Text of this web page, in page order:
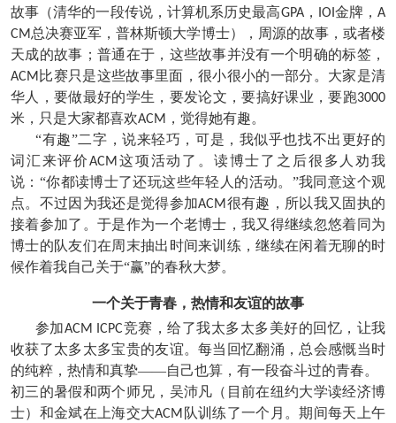
故事（清华的一段传说，计算机系历史最高GPA， IOI 金牌，A
CM总决赛亚军，普林斯顿大学博士），周源的故事，或者楼
天成的故事；普通在于，这些故事并没有一个明确的标签，
ACM 比赛只是这些故事里面，很小很小的一部分。大家是清
华人，要做最好的学生，要发论文，要搞好课业，要跑3000
米，只是大家都喜欢ACM ，觉得她有趣。
“有趣”二字，说来轻巧，可是，我似乎也找不出更好的
词汇来评价ACM 这项活动了。读博士了之后很多人劝我
说：“你都读博士了还玩这些年轻人的活动。”我同意这个观
点。不过因为我还是觉得参加ACM很有趣，所以我又固执的
接着参加了。于是作为一个老博士，我又得继续忽悠着同为
博士的队友们在周末抽出时间来训练，继续在闲着无聊的时
候作着我自己关于“赢”的春秋大梦。
一个关于青春，热情和友谊的故事
参加ACM ICPC竞赛，给了我太多太多美好的回忆，让我
收获了太多太多宝贵的友谊。每当回忆翻涌，总会感慨当时
的纯粹，热情和真挚——自己也算，有一段奋斗过的青春。
初三的暑假和两个师兄，吴沛凡（目前在纽约大学读经济博
士）和金斌在上海交大ACM 队训练了一个月。期间每天上午